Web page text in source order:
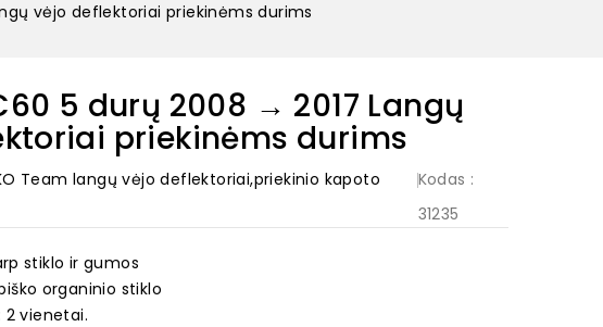
vėjo deflektoriai priekinėms durims
5 durų 2008 → 2017 Langų
priekinėms durims
Team langų vėjo deflektoriai,priekinio kapoto
Kodas :
31235
stiklo ir gumos
organinio stiklo
2 vienetai.